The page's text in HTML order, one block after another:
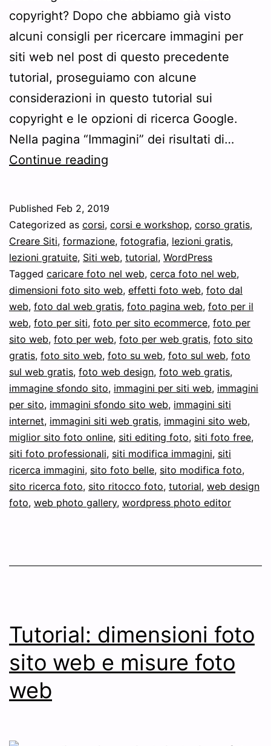
copyright? Dopo che abbiamo già visto
alcuni consigli per ricercare immagini per
siti web nel post di questo precedente
tutorial, proseguiamo con alcune
considerazioni in questo tutorial sui
copyright e le opzioni di ricerca Google.
Nella pagina “Immagini” dei risultati di…
Continue reading
senza
copyright
da
Google
Published Feb 2, 2019
Categorized as corsi, corsi e workshop, corso gratis,
Creare Siti, formazione, fotografia, lezioni gratis,
lezioni gratuite, Siti web, tutorial, WordPress
Tagged caricare foto nel web, cerca foto nel web,
dimensioni foto sito web, effetti foto web, foto dal
web, foto dal web gratis, foto pagina web, foto per il
web, foto per siti, foto per sito ecommerce, foto per
sito web, foto per web, foto per web gratis, foto sito
gratis, foto sito web, foto su web, foto sul web, foto
sul web gratis, foto web design, foto web gratis,
immagine sfondo sito, immagini per siti web, immagini
per sito, immagini sfondo sito web, immagini siti
internet, immagini siti web gratis, immagini sito web,
miglior sito foto online, siti editing foto, siti foto free,
siti foto professionali, siti modifica immagini, siti
ricerca immagini, sito foto belle, sito modifica foto,
sito ricerca foto, sito ritocco foto, tutorial, web design
foto, web photo gallery, wordpress photo editor
Tutorial: dimensioni foto
sito web e misure foto
web